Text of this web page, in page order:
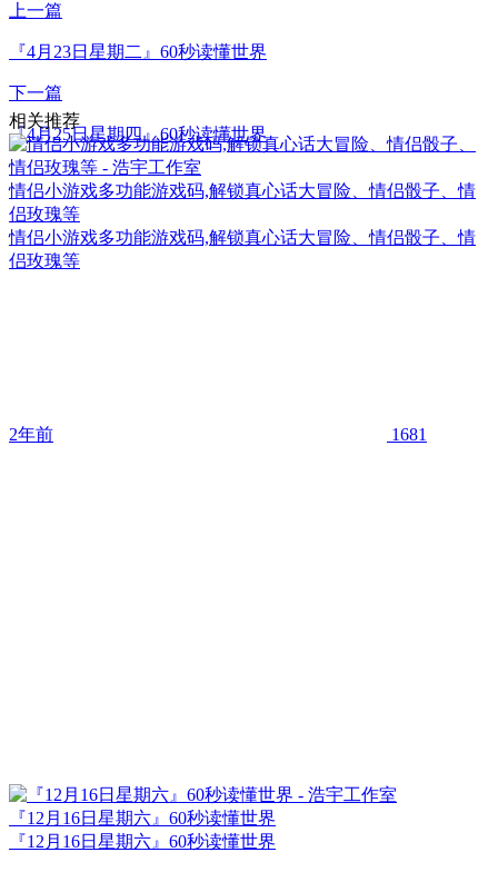
上一篇
『4月23日星期二』60秒读懂世界
下一篇
『4月25日星期四』60秒读懂世界
相关推荐
情侣小游戏多功能游戏码,解锁真心话大冒险、情侣骰子、情
侣玫瑰等
情侣小游戏多功能游戏码,解锁真心话大冒险、情侣骰子、情
侣玫瑰等
2年前 1681
『12月16日星期六』60秒读懂世界
『12月16日星期六』60秒读懂世界